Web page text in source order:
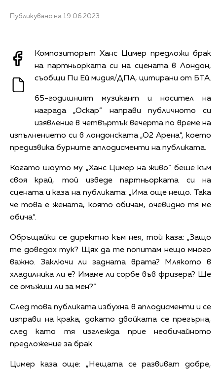
Публикувано на 19.06.2023
Композиторът Ханс Цимер предложи брак
на партньорката си на сцената в Лондон,
съобщи Пи Ей мидия/ДПА, цитирани от БТА.
65-годишният музикант и носител на
награда „Оскар“ направи публичното си
изявление в четвъртък вечерта по време на
изпълнението си в лондонската „О2 Арена“, което
предизвика бурните аплодисменти на публиката.
Когато шоуто му „Ханс Цимер на живо“ беше към
своя край, той изведе партньорката си на
сцената и каза на публиката: „Има още нещо. Така
че това е жената, която обичам, очевидно тя ме
обича“.
Обръщайки се директно към нея, той каза: „Защо
те доведох тук? Щях да те попитам нещо много
важно. Заключи ли задната врата? Млякото в
хладилника ли е? Имаме ли сорбе във фризера? Ще
се омъжиш ли за мен?“
След това публиката избухна в аплодисменти и се
изправи на крака, докато двойката се прегърна,
след като тя изглежда прие необичайното
предложение за брак.
Цимер каза още: „Нещата се развиват добре,